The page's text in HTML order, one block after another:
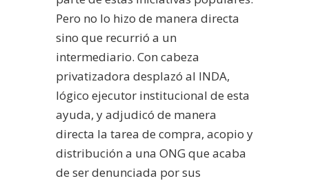
Pero no lo hizo de manera directa
sino que recurrió a un
intermediario. Con cabeza
privatizadora desplazó al INDA,
lógico ejecutor institucional de esta
ayuda, y adjudicó de manera
directa la tarea de compra, acopio y
distribución a una ONG que acaba
de ser denunciada por sus